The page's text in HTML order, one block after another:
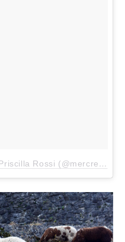
Une publication partagée par Priscilla Rossi (@mercredieblog)